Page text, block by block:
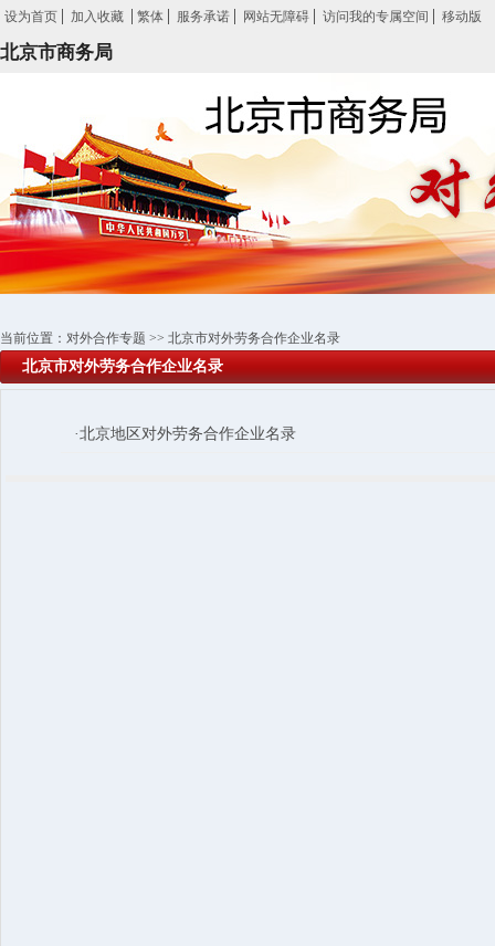
设为首页 加入收藏 繁体 服务承诺 网站无障碍 访问我的专属空间 移动版
北京市商务局
当前位置： 对外合作专题 >> 北京市对外劳务合作企业名录
北京市对外劳务合作企业名录
·北京地区对外劳务合作企业名录